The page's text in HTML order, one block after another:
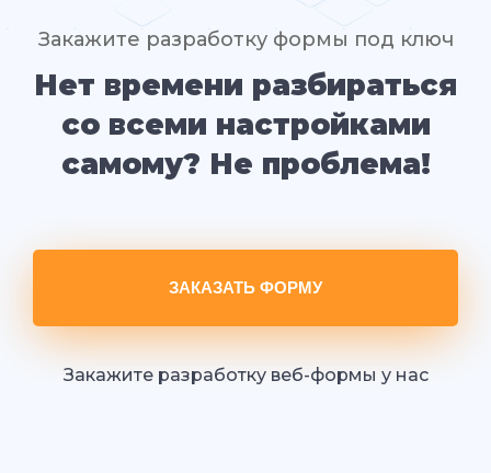
Закажите разработку формы под ключ
Нет времени разбираться
со всеми настройками
самому? Не проблема!
ЗАКАЗАТЬ ФОРМУ
Закажите разработку веб-формы у нас